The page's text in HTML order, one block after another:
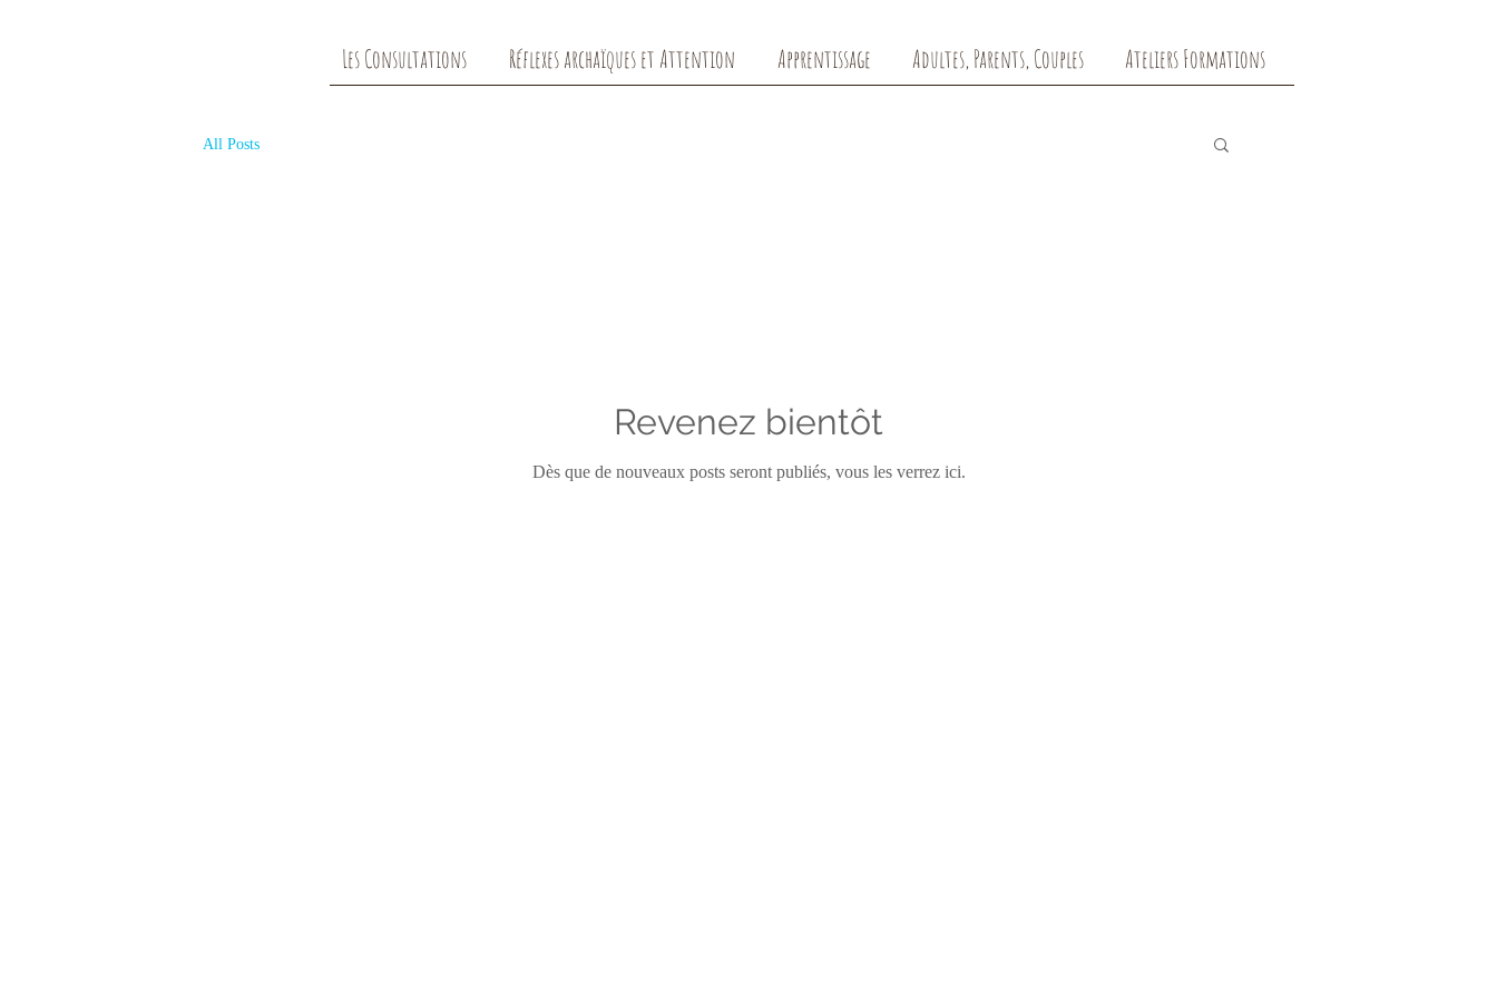
Les Consultations Réflexes archaïques et Attention Apprentissage Adultes, Parents, Couples Ateliers Formations
All Posts
Revenez bientôt
Dès que de nouveaux posts seront publiés, vous les verrez ici.